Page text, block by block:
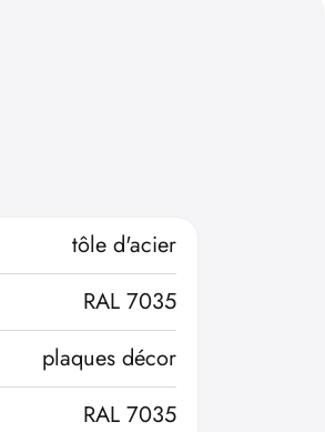
tôle d'acier
RAL 7035
plaques décor
RAL 7035